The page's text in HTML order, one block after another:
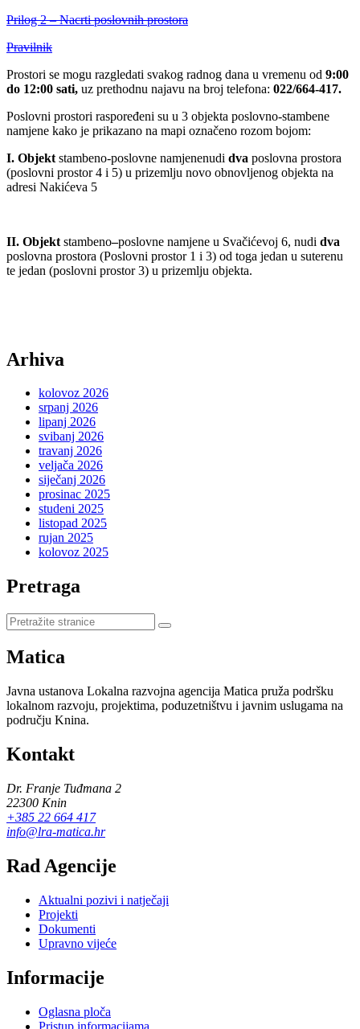
Prilog 2 – Nacrti poslovnih prostora
Pravilnik
Prostori se mogu razgledati svakog radnog dana u vremenu od 9:00
do 12:00 sati, uz prethodnu najavu na broj telefona: 022/664-417.
Poslovni prostori raspoređeni su u 3 objekta poslovno-stambene
namjene kako je prikazano na mapi označeno rozom bojom:
I. Objekt stambeno-poslovne namjenenudi dva poslovna prostora
(poslovni prostor 4 i 5) u prizemlju novo obnovljenog objekta na
adresi Nakićeva 5
II. Objekt stambeno–poslovne namjene u Svačićevoj 6, nudi dva
poslovna prostora (Poslovni prostor 1 i 3) od toga jedan u suterenu
te jedan (poslovni prostor 3) u prizemlju objekta.
Arhiva
kolovoz 2026
srpanj 2026
lipanj 2026
svibanj 2026
travanj 2026
veljača 2026
siječanj 2026
prosinac 2025
studeni 2025
listopad 2025
rujan 2025
kolovoz 2025
Pretraga
Pretraži
stranice
Matica
Javna ustanova Lokalna razvojna agencija Matica pruža podršku
lokalnom razvoju, projektima, poduzetništvu i javnim uslugama na
području Knina.
Kontakt
Dr. Franje Tuđmana 2
22300 Knin
+385 22 664 417
info@lra-matica.hr
Rad Agencije
Aktualni pozivi i natječaji
Projekti
Dokumenti
Upravno vijeće
Informacije
Oglasna ploča
Pristup informacijama